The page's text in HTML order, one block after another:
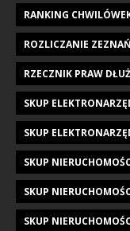
RANKING
ROZLICZANIE
RZECZNIK PRAW
SKUP
SKUP
SKUP
SKUP
SKUP